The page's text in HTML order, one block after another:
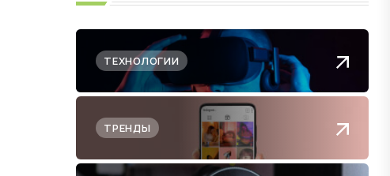
ТЕХНОЛОГИИ
ТРЕНДЫ